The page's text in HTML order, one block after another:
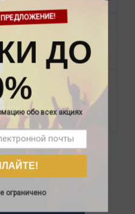
для саксофона альт!
хороший мундштук для
ДО
обо всех акциях
ограничено